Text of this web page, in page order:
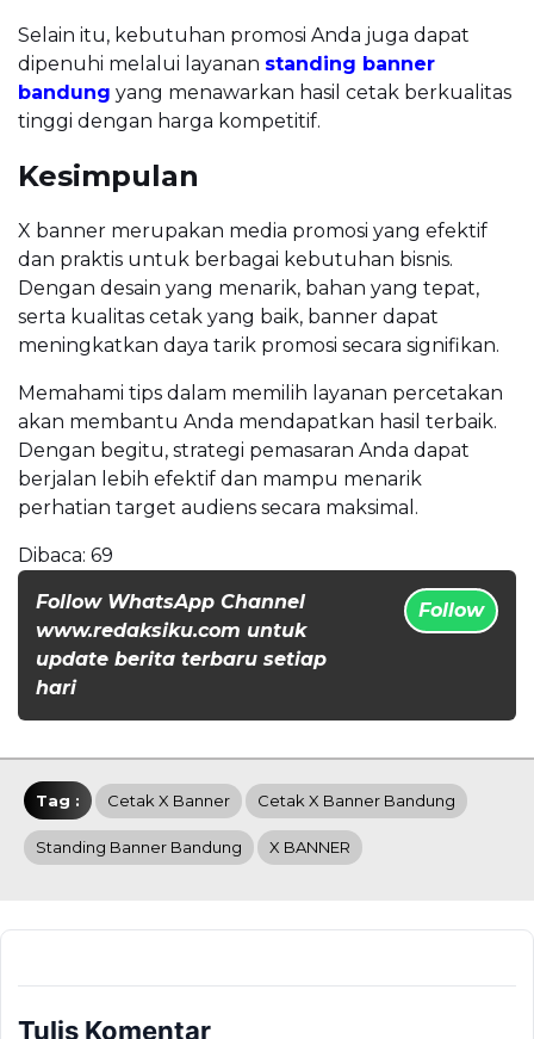
Selain itu, kebutuhan promosi Anda juga dapat
dipenuhi melalui layanan standing banner
bandung yang menawarkan hasil cetak berkualitas
tinggi dengan harga kompetitif.
Kesimpulan
X banner merupakan media promosi yang efektif
dan praktis untuk berbagai kebutuhan bisnis.
Dengan desain yang menarik, bahan yang tepat,
serta kualitas cetak yang baik, banner dapat
meningkatkan daya tarik promosi secara signifikan.
Memahami tips dalam memilih layanan percetakan
akan membantu Anda mendapatkan hasil terbaik.
Dengan begitu, strategi pemasaran Anda dapat
berjalan lebih efektif dan mampu menarik
perhatian target audiens secara maksimal.
Dibaca: 69
Follow WhatsApp Channel
www.redaksiku.com untuk
update berita terbaru setiap
hari
Follow
Tag : Cetak X Banner Cetak X Banner Bandung
Standing Banner Bandung X BANNER
Tulis Komentar